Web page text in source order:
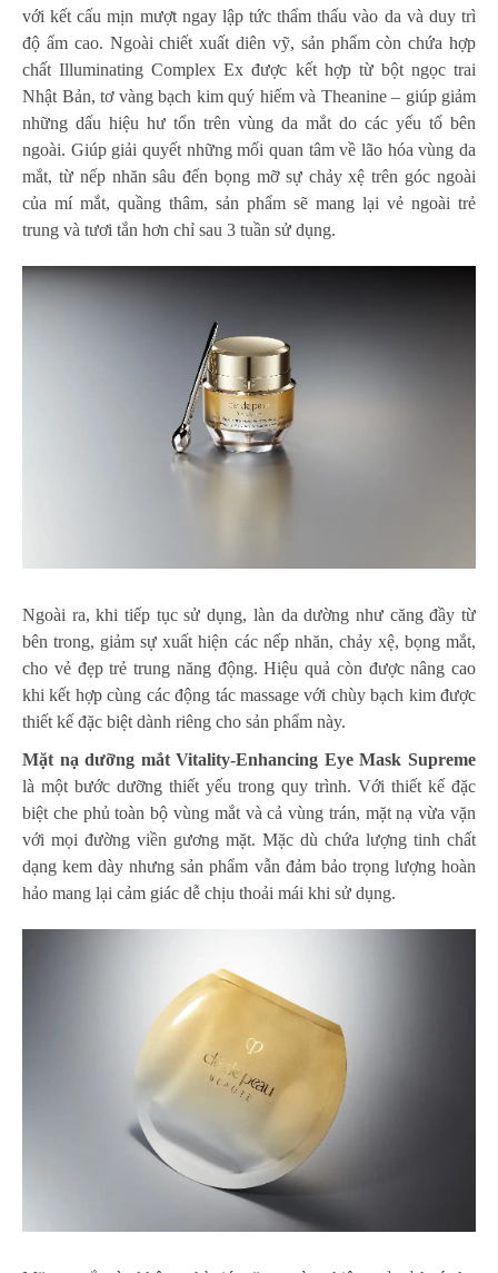
với kết cấu mịn mượt ngay lập tức thẩm thấu vào da và duy trì
độ ẩm cao. Ngoài chiết xuất diên vỹ, sản phẩm còn chứa hợp
chất Illuminating Complex Ex được kết hợp từ bột ngọc trai
Nhật Bản, tơ vàng bạch kim quý hiếm và Theanine – giúp giảm
những dấu hiệu hư tổn trên vùng da mắt do các yếu tố bên
ngoài. Giúp giải quyết những mối quan tâm về lão hóa vùng da
mắt, từ nếp nhăn sâu đến bọng mỡ sự chảy xệ trên góc ngoài
của mí mắt, quầng thâm, sản phẩm sẽ mang lại vẻ ngoài trẻ
trung và tươi tắn hơn chỉ sau 3 tuần sử dụng.
Ngoài ra, khi tiếp tục sử dụng, làn da dường như căng đầy từ
bên trong, giảm sự xuất hiện các nếp nhăn, chảy xệ, bọng mắt,
cho vẻ đẹp trẻ trung năng động. Hiệu quả còn được nâng cao
khi kết hợp cùng các động tác massage với chùy bạch kim được
thiết kế đặc biệt dành riêng cho sản phẩm này.
Mặt nạ dưỡng mắt Vitality-Enhancing Eye Mask Supreme
là một bước dưỡng thiết yếu trong quy trình. Với thiết kế đặc
biệt che phủ toàn bộ vùng mắt và cả vùng trán, mặt nạ vừa vặn
với mọi đường viền gương mặt. Mặc dù chứa lượng tinh chất
dạng kem dày nhưng sản phẩm vẫn đảm bảo trọng lượng hoàn
hảo mang lại cảm giác dễ chịu thoải mái khi sử dụng.